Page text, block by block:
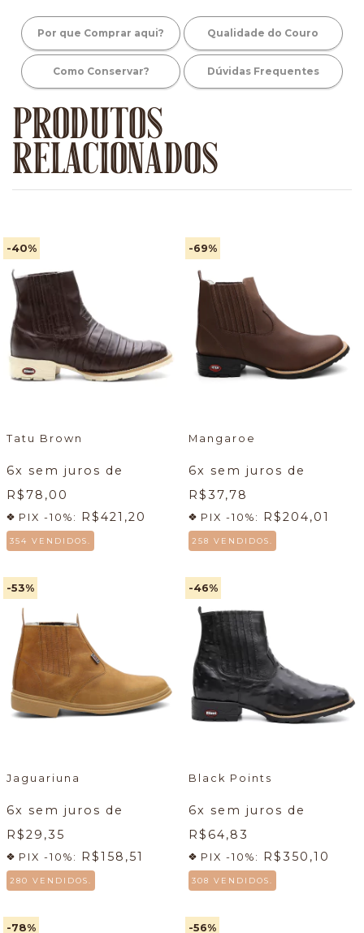
Por que Comprar aqui? Qualidade do Couro
Como Conservar? Dúvidas Frequentes
PRODUTOS
RELACIONADOS
-40%
Tatu Brown
6x sem juros de
R$78,00
PIX -10%: R$421,20
354 VENDIDOS.
-69%
Mangaroe
6x sem juros de
R$37,78
PIX -10%: R$204,01
258 VENDIDOS.
-53%
Jaguariuna
6x sem juros de
R$29,35
PIX -10%: R$158,51
280 VENDIDOS.
-46%
Black Points
6x sem juros de
R$64,83
PIX -10%: R$350,10
308 VENDIDOS.
-78% -56%